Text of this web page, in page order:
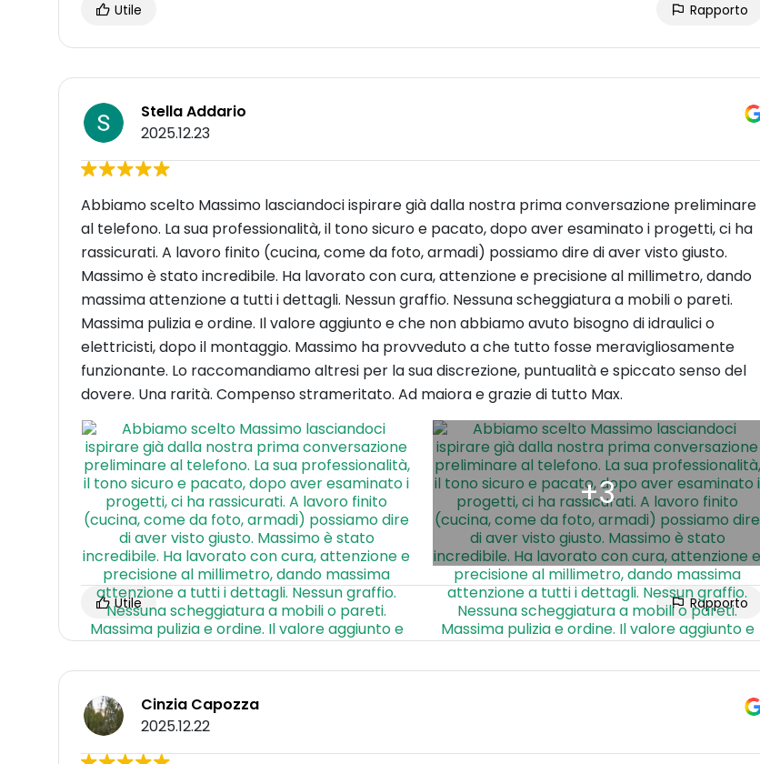
Utile Rapporto
Stella Addario
2025.12.23
Abbiamo scelto Massimo lasciandoci ispirare già dalla nostra prima conversazione preliminare
al telefono. La sua professionalità, il tono sicuro e pacato, dopo aver esaminato i progetti, ci ha
rassicurati. A lavoro finito (cucina, come da foto, armadi) possiamo dire di aver visto giusto.
Massimo è stato incredibile. Ha lavorato con cura, attenzione e precisione al millimetro, dando
massima attenzione a tutti i dettagli. Nessun graffio. Nessuna scheggiatura a mobili o pareti.
Massima pulizia e ordine. Il valore aggiunto e che non abbiamo avuto bisogno di idraulici o
elettricisti, dopo il montaggio. Massimo ha provveduto a che tutto fosse meravigliosamente
funzionante. Lo raccomandiamo altresi per la sua discrezione, puntualità e spiccato senso del
dovere. Una rarità. Compenso strameritato. Ad maiora e grazie di tutto Max.
Utile Rapporto
Cinzia Capozza
2025.12.22